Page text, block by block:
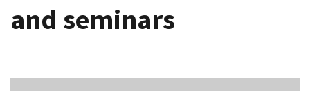
and seminars